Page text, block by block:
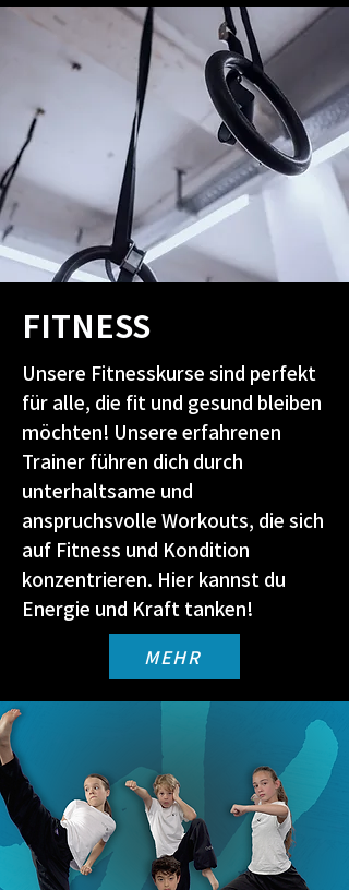
FITNESS
Unsere Fitnesskurse sind perfekt
für alle, die fit und gesund bleiben
möchten! Unsere erfahrenen
Trainer führen dich durch
unterhaltsame und
anspruchsvolle Workouts, die sich
auf Fitness und Kondition
konzentrieren. Hier kannst du
Energie und Kraft tanken!
MEHR